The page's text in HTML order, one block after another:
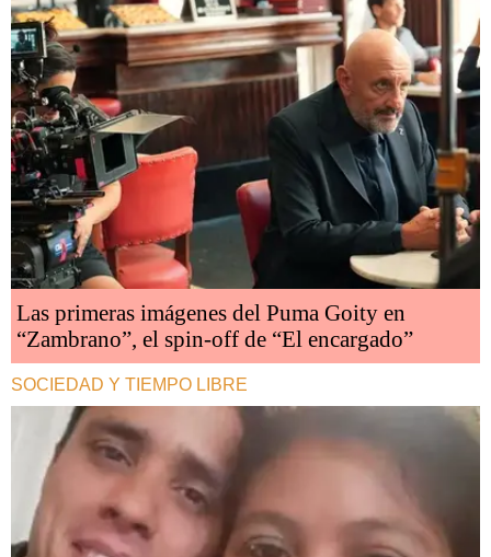
Las primeras imágenes del Puma Goity en
“Zambrano”, el spin-off de “El encargado”
SOCIEDAD Y TIEMPO LIBRE